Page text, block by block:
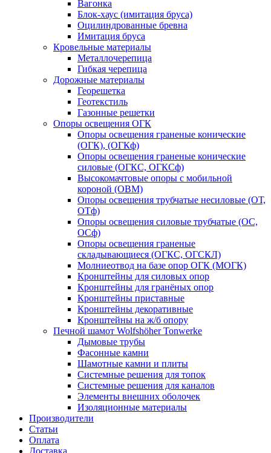
Вагонка
Блок-хаус (имитация бруса)
Оцилиндрованные бревна
Имитация бруса
Кровельные материалы
Металлочерепица
Гибкая черепица
Дорожные материалы
Георешетка
Геотекстиль
Газонные решетки
Опоры освещения ОГК
Опоры освещения граненые конические
(ОГК), (ОГКф)
Опоры освещения граненые конические
силовые (ОГКС, ОГКСф)
Высокомачтовые опоры с мобильной
короной (ОВМ)
Опоры освещения трубчатые несиловые (ОТ,
ОТф)
Опоры освещения силовые трубчатые (ОС,
ОСф)
Опоры освещения граненые
складывающиеся (ОГКС, ОГСКЛ)
Молниеотвод на базе опор ОГК (МОГК)
Кронштейны для силовых опор
Кронштейны для гранёных опор
Кронштейны приставные
Кронштейны декоративные
Кронштейны на ж/б опору
Печной шамот Wolfshöher Tonwerke
Дымовые трубы
Фасонные камни
Шамотные камни и плиты
Системные решения для топок
Системные решения для каналов
Элементы внешних оболочек
Изоляционные материалы
Производители
Статьи
Оплата
Доставка